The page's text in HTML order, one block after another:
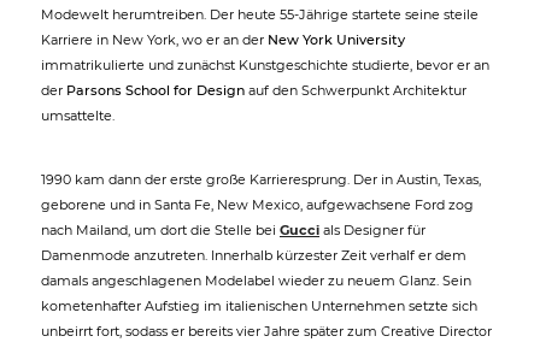
Modewelt herumtreiben. Der heute 55-Jährige startete seine steile
Karriere in New York, wo er an der New York University
immatrikulierte und zunächst Kunstgeschichte studierte, bevor er an
der Parsons School for Design auf den Schwerpunkt Architektur
umsattelte.
1990 kam dann der erste große Karrieresprung. Der in Austin, Texas,
geborene und in Santa Fe, New Mexico, aufgewachsene Ford zog
nach Mailand, um dort die Stelle bei Gucci als Designer für
Damenmode anzutreten. Innerhalb kürzester Zeit verhalf er dem
damals angeschlagenen Modelabel wieder zu neuem Glanz. Sein
kometenhafter Aufstieg im italienischen Unternehmen setzte sich
unbeirrt fort, sodass er bereits vier Jahre später zum Creative Director